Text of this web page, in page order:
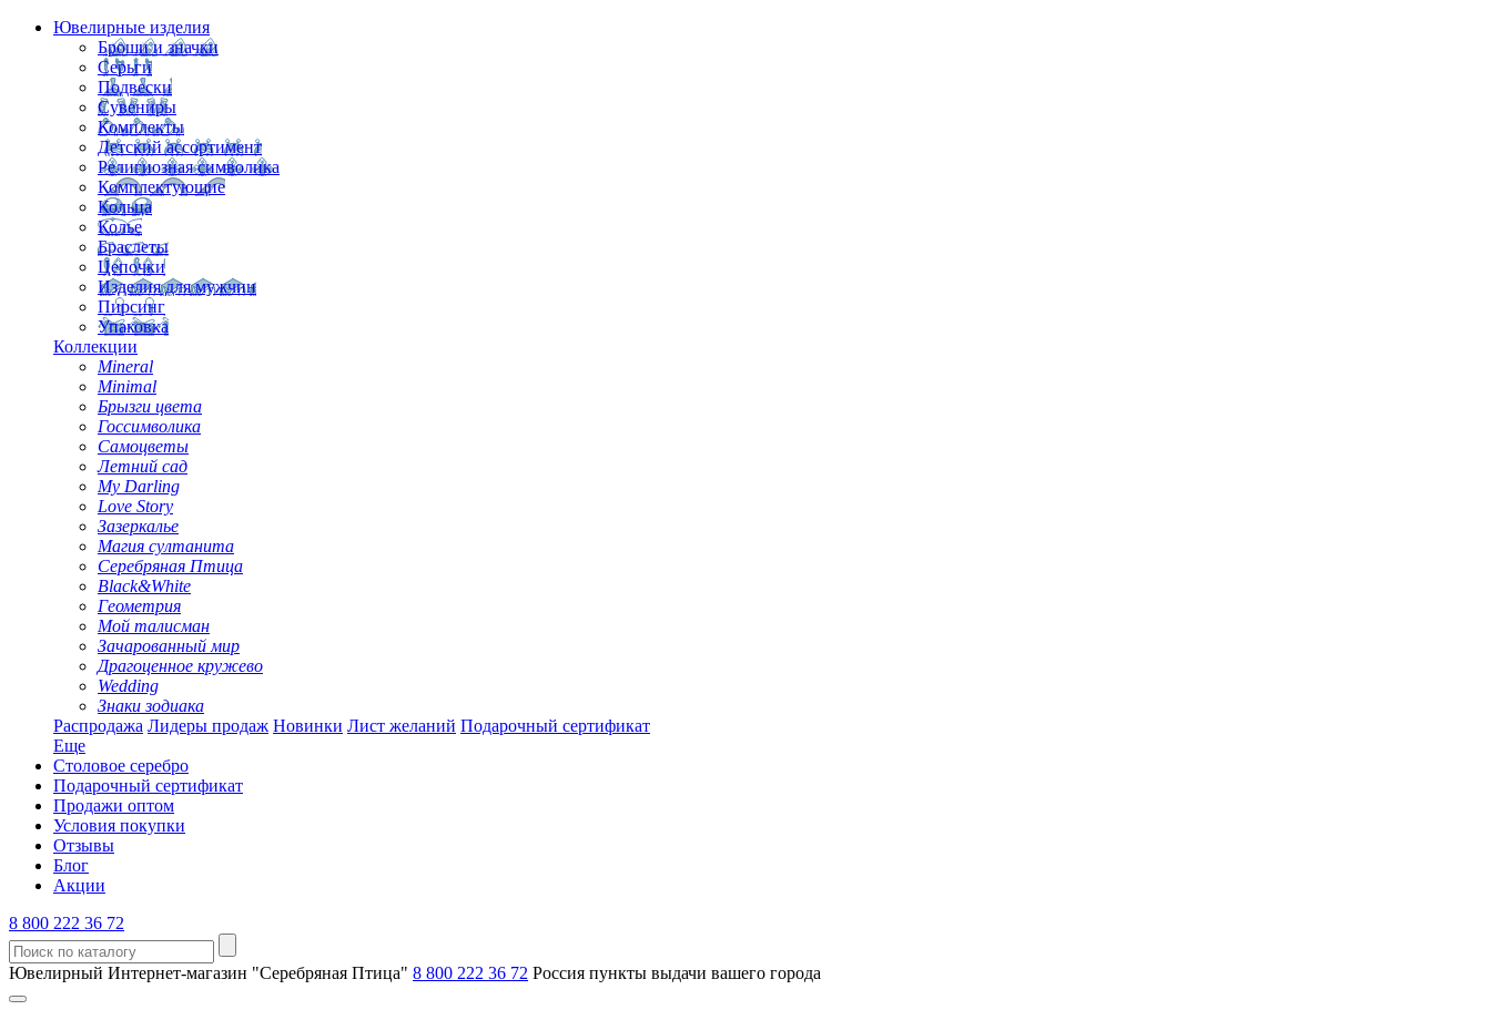
Ювелирные изделия
Броши и значки
Серьги
Подвески
Сувениры
Комплекты
Детский ассортимент
Религиозная символика
Комплектующие
Кольца
Колье
Браслеты
Цепочки
Изделия для мужчин
Пирсинг
Упаковка
Коллекции
Mineral
Minimal
Брызги цвета
Госсимволика
Самоцветы
Летний сад
My Darling
Love Story
Зазеркалье
Магия султанита
Серебряная Птица
Black&White
Геометрия
Мой талисман
Зачарованный мир
Драгоценное кружево
Wedding
Знаки зодиака
Распродажа Лидеры продаж Новинки Лист желаний Подарочный сертификат
Еще
Столовое серебро
Подарочный сертификат
Продажи оптом
Условия покупки
Отзывы
Блог
Акции
8 800 222 36 72
Ювелирный Интернет-магазин "Серебряная Птица" 8 800 222 36 72 Россия пункты выдачи вашего города